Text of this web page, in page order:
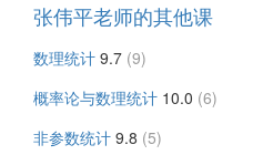
张伟平老师的其他课
数理统计 9.7 (9)
概率论与数理统计 10.0 (6)
非参数统计 9.8 (5)